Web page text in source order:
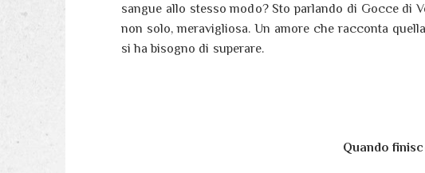
sangue allo stesso modo? Sto parlando di Gocce di
non solo, meravigliosa. Un amore che racconta
si ha bisogno di superare.
Quando